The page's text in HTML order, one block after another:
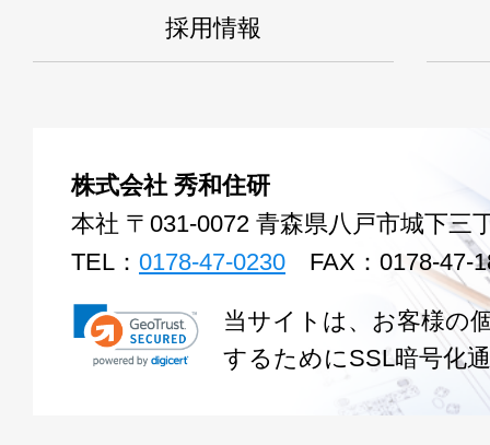
採用情報
株式会社 秀和住研
本社 〒031-0072 青森県八戸市城下三
TEL： 0178-47-0230 FAX：0178-47-
当サイトは、お客様の
するためにSSL暗号化